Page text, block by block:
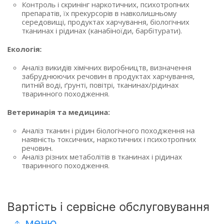
Контроль і скринінг наркотичних, психотропних
препаратів, їх прекурсорів в навколишньому
середовищі, продуктах харчування, біологічних
тканинах і рідинах (канабіноїди, барбітурати).
Екологія:
Аналіз викидів хімічних виробництв, визначення
забруднюючих речовин в продуктах харчування,
питній воді, ґрунті, повітрі, тканинах/рідинах
тваринного походження.
Ветеринарія та медицина:
Аналіз тканин і рідин біологічного походження на
наявність токсичних, наркотичних і психотропних
речовин.
Аналіз різних метаболітів в тканинах і рідинах
тваринного походження.
Вартість і сервісне обслуговування